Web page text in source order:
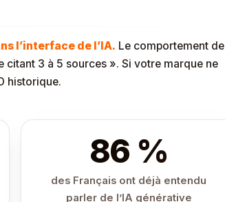
l’interface de l’IA. Le comportement de
citant 3 à 5 sources ». Si votre marque ne
historique.
86 %
des Français ont déjà entendu
parler de l’IA générative